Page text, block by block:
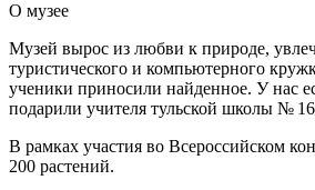
О музее
Музей вырос из любви к природе,
туристического и компьютерного
ученики приносили найденное. У нас
подарили учителя тульской школы №
В рамках участия во Всероссийском
200 растений.